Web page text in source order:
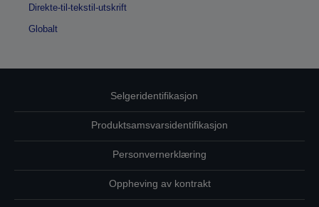
Direkte-til-tekstil-utskrift
Globalt
Selgeridentifikasjon
Produktsamsvarsidentifikasjon
Personvernerklæring
Oppheving av kontrakt